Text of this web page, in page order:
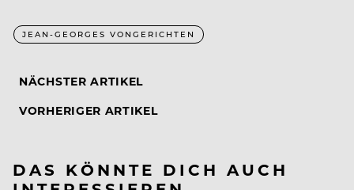
JEAN-GEORGES VONGERICHTEN
NÄCHSTER ARTIKEL
VORHERIGER ARTIKEL
DAS KÖNNTE DICH AUCH